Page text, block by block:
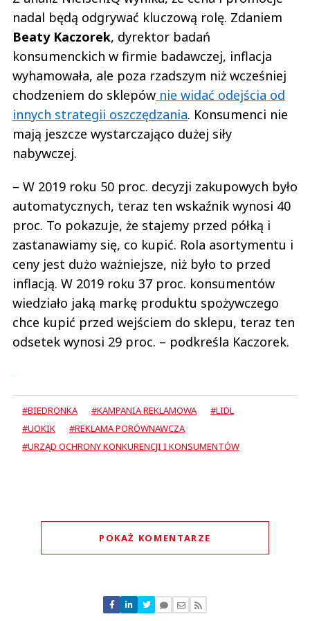
nadal będą odgrywać kluczową rolę. Zdaniem
Beaty Kaczorek, dyrektor badań
konsumenckich w firmie badawczej, inflacja
wyhamowała, ale poza rzadszym niż wcześniej
chodzeniem do sklepów nie widać odejścia od
innych strategii oszczędzania. Konsumenci nie
mają jeszcze wystarczająco dużej siły
nabywczej.
– W 2019 roku 50 proc. decyzji zakupowych było
automatycznych, teraz ten wskaźnik wynosi 40
proc. To pokazuje, że stajemy przed półką i
zastanawiamy się, co kupić. Rola asortymentu i
ceny jest dużo ważniejsze, niż było to przed
inflacją. W 2019 roku 37 proc. konsumentów
wiedziało jaką markę produktu spożywczego
chce kupić przed wejściem do sklepu, teraz ten
odsetek wynosi 29 proc. – podkreśla Kaczorek.
#BIEDRONKA #KAMPANIA REKLAMOWA
#LIDL
#UOKIK
#REKLAMA PORÓWNAWCZA
#URZĄD OCHRONY KONKURENCJI I KONSUMENTÓW
POKAŻ KOMENTARZE